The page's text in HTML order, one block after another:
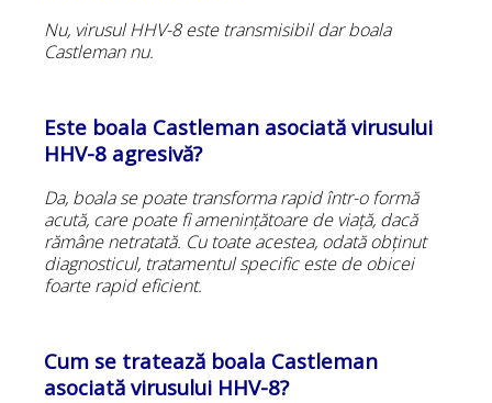
Nu, virusul HHV-8 este transmisibil dar boala
Castleman nu.
Este boala Castleman asociată virusului
HHV-8 agresivă?
Da, boala se poate transforma rapid într-o formă
acută, care poate fi amenințătoare de viață, dacă
rămâne netratată. Cu toate acestea, odată obținut
diagnosticul, tratamentul specific este de obicei
foarte rapid eficient.
Cum se tratează boala Castleman
asociată virusului HHV-8?